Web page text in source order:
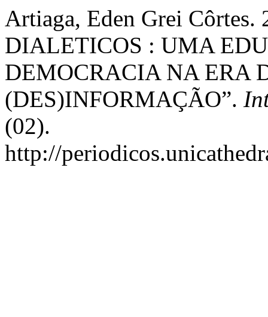
Artiaga, Eden Grei
DIALETICOS : UMA
DEMOCRACIA NA ERA
(DES)INFORMAÇÃO”.
(02).
http://